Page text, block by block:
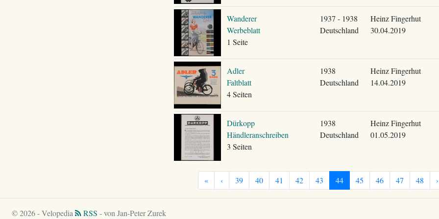
Wanderer
Werbeblatt
1 Seite
1937 - 1938
Deutschland
Heinz Fingerhut
30.04.2019
Adler
Faltblatt
4 Seiten
1938
Deutschland
Heinz Fingerhut
14.04.2019
Dürkopp
Händleranschreiben
3 Seiten
1938
Deutschland
Heinz Fingerhut
01.05.2019
« ‹ 39 40 41 42 43 44 45 46 47 48 ›
© 2026 - Velopedia RSS - von Jan-Peter Zurek